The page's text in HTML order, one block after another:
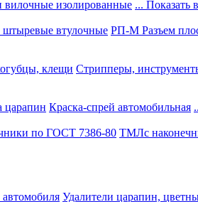
изолированные ... Показать
втулочные РП-М Разъем
клещи Стрипперы,
царапин Краска-спрей автомобильная
по ГОСТ 7386-80 ТМЛс
автомобиля Удалители царапин,